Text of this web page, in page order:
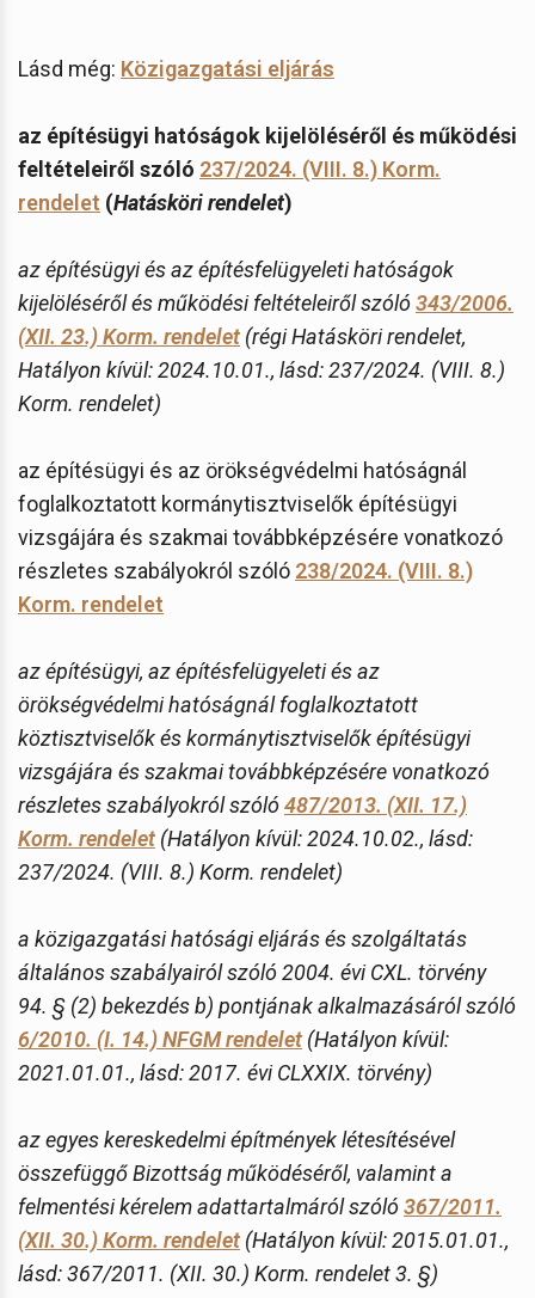
Lásd még: Közigazgatási eljárás
az építésügyi hatóságok kijelöléséről és működési
feltételeiről szóló 237/2024. (VIII. 8.) Korm.
rendelet (Hatásköri rendelet)
az építésügyi és az építésfelügyeleti hatóságok
kijelöléséről és működési feltételeiről szóló343/2006.
(XII. 23.) Korm. rendelet (régi Hatásköri rendelet,
Hatályon kívül: 2024.10.01., lásd: 237/2024. (VIII. 8.)
Korm. rendelet)
az építésügyi és az örökségvédelmi hatóságnál
foglalkoztatott kormánytisztviselők építésügyi
vizsgájára és szakmai továbbképzésére vonatkozó
részletes szabályokról szóló 238/2024. (VIII. 8.)
Korm. rendelet
az építésügyi, az építésfelügyeleti és az
örökségvédelmi hatóságnál foglalkoztatott
köztisztviselők és kormánytisztviselők építésügyi
vizsgájára és szakmai továbbképzésére vonatkozó
részletes szabályokról szóló487/2013. (XII. 17.)
Korm. rendelet (Hatályon kívül: 2024.10.02., lásd:
237/2024. (VIII. 8.) Korm. rendelet)
a közigazgatási hatósági eljárás és szolgáltatás
általános szabályairól szóló 2004. évi CXL. törvény
94. § (2) bekezdés b) pontjának alkalmazásáról szóló
6/2010. (I. 14.) NFGM rendelet (Hatályon kívül:
2021.01.01., lásd: 2017. évi CLXXIX. törvény)
az egyes kereskedelmi építmények létesítésével
összefüggő Bizottság működéséről, valamint a
felmentési kérelem adattartalmáról szóló367/2011.
(XII. 30.) Korm. rendelet (Hatályon kívül: 2015.01.01.,
lásd: 367/2011. (XII. 30.) Korm. rendelet 3. §)